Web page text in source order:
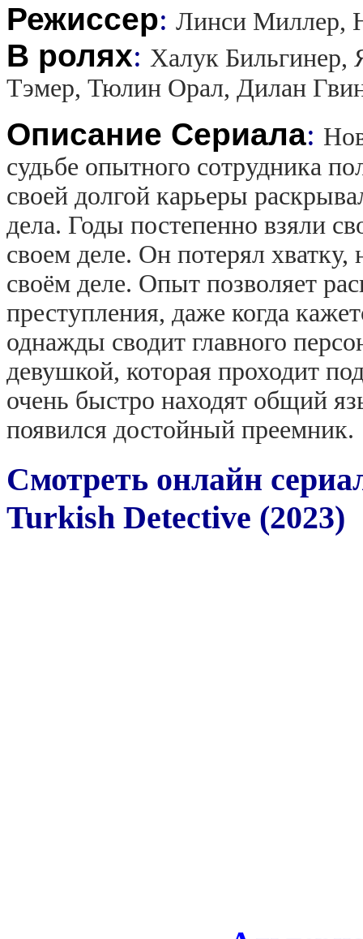
Режиссер: Линси Миллер,
В ролях: Халук
Тэмер, Тюлин Орал, Дилан
Описание Сериала:
судьбе опытного сотрудника
своей долгой карьеры
дела. Годы постепенно взяли
своем деле. Он потерял
своём деле. Опыт позволяет
преступления, даже когда
однажды сводит главного
девушкой, которая проходит
очень быстро находят общий
появился достойный преемник.
Смотреть онлайн
Turkish Detective (2023)